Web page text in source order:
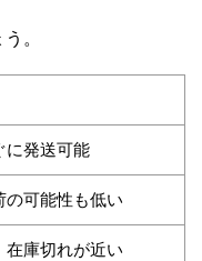
。
に発送可能
の可能性も低い
在庫切れが近い